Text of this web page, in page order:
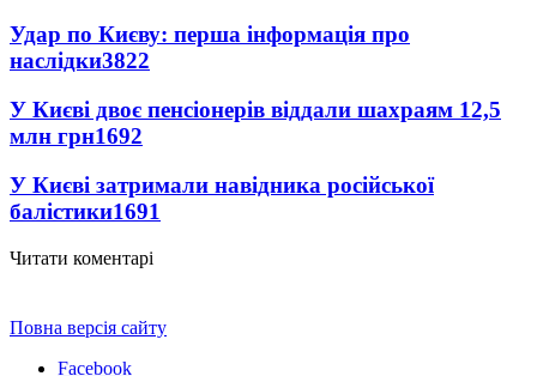
Удар по Києву: перша інформація про
наслідки3822
У Києві двоє пенсіонерів віддали шахраям 12,5
млн грн1692
У Києві затримали навідника російської
балістики1691
Читати коментарі
Повна версія сайту
Facebook